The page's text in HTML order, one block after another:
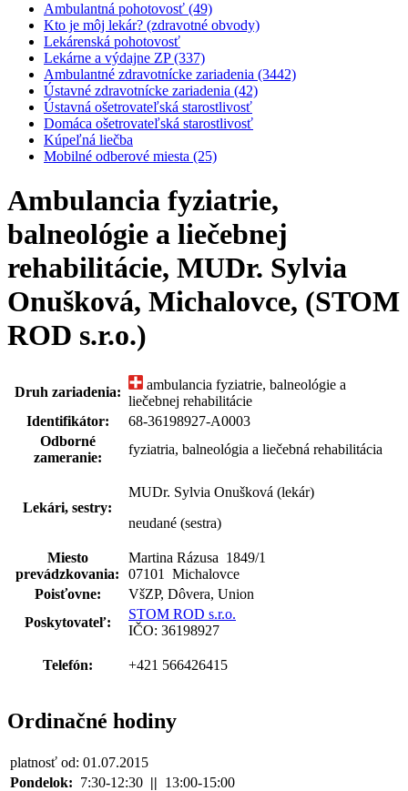
Ambulantná pohotovosť (49)
Kto je môj lekár? (zdravotné obvody)
Lekárenská pohotovosť
Lekárne a výdajne ZP (337)
Ambulantné zdravotnícke zariadenia (3442)
Ústavné zdravotnícke zariadenia (42)
Ústavná ošetrovateľská starostlivosť
Domáca ošetrovateľská starostlivosť
Kúpeľná liečba
Mobilné odberové miesta (25)
Ambulancia fyziatrie,
balneológie a liečebnej
rehabilitácie, MUDr. Sylvia
Onušková, Michalovce, (STOM
ROD s.r.o.)
Druh zariadenia:
ambulancia fyziatrie, balneológie a
liečebnej rehabilitácie
Identifikátor:
68-36198927-A0003
Odborné
zameranie:
fyziatria, balneológia a liečebná rehabilitácia
Lekári, sestry:
MUDr. Sylvia Onušková (lekár)
neudané (sestra)
Miesto
prevádzkovania:
Martina Rázusa 1849/1
07101 Michalovce
Poisťovne:
VšZP, Dôvera, Union
Poskytovateľ:
STOM ROD s.r.o.
IČO: 36198927
Telefón: +421 566426415
Ordinačné hodiny
platnosť od: 01.07.2015
Pondelok: 7:30-12:30 || 13:00-15:00